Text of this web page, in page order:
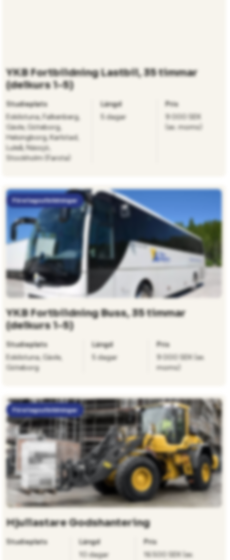
YKB Fortbildning Lastbil, 35 timmar
(delkurs 1-5)
Studieplats
Eskilstuna, Falkenberg,
Gävle, Göteborg,
Helsingborg, Karlstad,
Luleå, Nässjö,
Stockholm (Farsta)
Längd
5 dagar
Pris
9 000 SEK
(ex. moms)
Företagsutbildningar
YKB Fortbildning Buss, 35 timmar
(delkurs 1-5)
Studieplats
Eskilstuna, Gävle,
Göteborg
Längd
5 dagar
Pris
9 000 SEK (ex.
moms)
Företagsutbildningar
Hjullastare Godshantering
Studieplats
Längd
10 dagar
Pris
16 500 SEK (ex.